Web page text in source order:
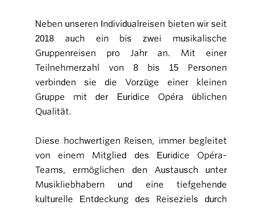
Neben unseren Individualreisen bieten wir seit
2018 auch ein bis zwei musikalische
Gruppenreisen pro Jahr an. Mit einer
Teilnehmerzahl von 8 bis 15 Personen
verbinden sie die Vorzüge einer kleinen
Gruppe mit der Euridice Opéra üblichen
Qualität.
Diese hochwertigen Reisen, immer begleitet
von einem Mitglied des Euridice Opéra-
Teams, ermöglichen den Austausch unter
Musikliebhabern und eine tiefgehende
kulturelle Entdeckung des Reiseziels durch